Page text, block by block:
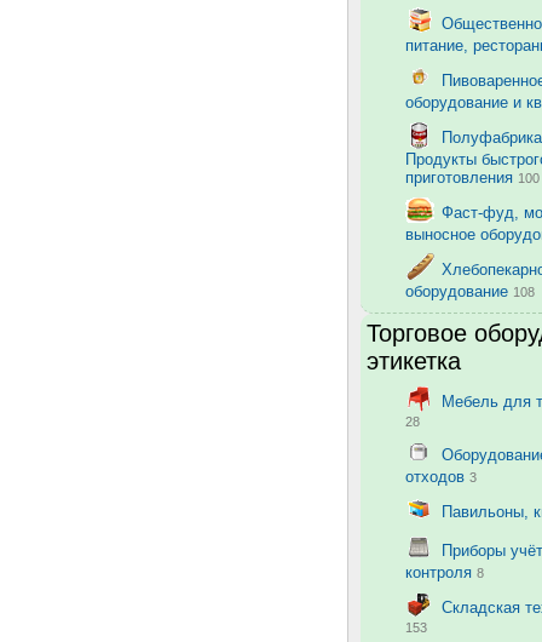
питание,
оборудование и
Продукты
приготовления 100
Фаст-фуд,
выносное
оборудование 108
Торговое
этикетка
Мебель для
28
отходов 3
Павильоны,
Приборы
контроля 8
Складская
153